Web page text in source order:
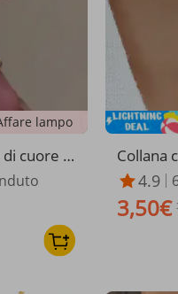
lampo
cuore in
nicchia,
perso
Collana
alizzata,
per
4.9
3,50€